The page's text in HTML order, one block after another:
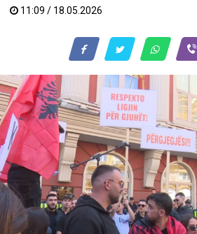
11:09 / 18.05.2026